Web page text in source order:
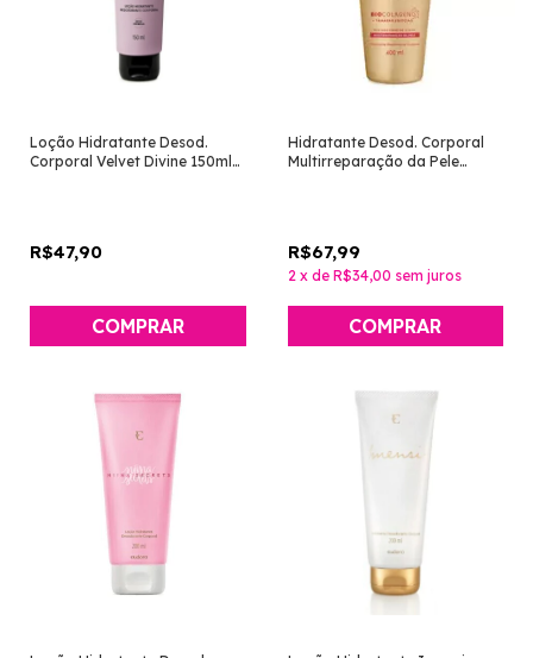
Loção Hidratante Desod.
Corporal Velvet Divine 150ml
R$47,90
Hidratante Desod. Corporal
Multirreparação da Pele
R$67,99
2 x de R$34,00 sem juros